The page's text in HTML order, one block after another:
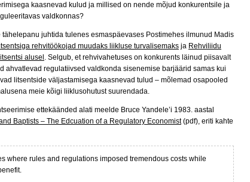
kaasnevad kulud ja millised on nende mõjud konkurentsile ja
valdkonnas?
juhtida tulenes esmaspäevases Postimehes ilmunud Madis
rehvitöökojad muudaks liikluse turvalisemaks ja Rehviliidu
alusel . Selgub, et rehvivahetuses on konkurents läinud piisavalt
ahvatlevad regulatiivsed valdkonda sisenemise barjäärid samas kui
litsentside väljastamisega kaasnevad tulud – mõlemad osapooled
meie kõigi liiklusohutust suurendada.
ettekäänded alati meelde Bruce Yandele’i 1983. aastal
Baptists – The Edcuation of a Regulatory Economist(pdf), eriti kahte
where rules and regulations imposed tremendous costs while